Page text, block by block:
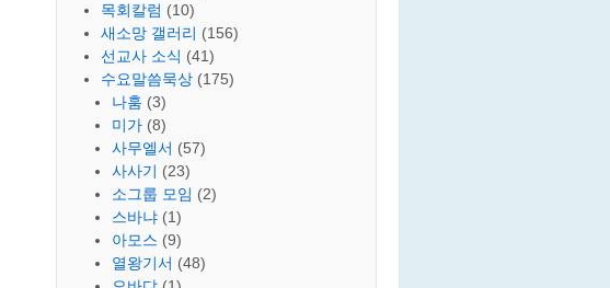
목회칼럼 (10)
새소망 갤러리 (156)
선교사 소식 (41)
수요말씀묵상 (175)
나훔 (3)
미가 (8)
사무엘서 (57)
사사기 (23)
소그룹 모임 (2)
스바냐 (1)
아모스 (9)
열왕기서 (48)